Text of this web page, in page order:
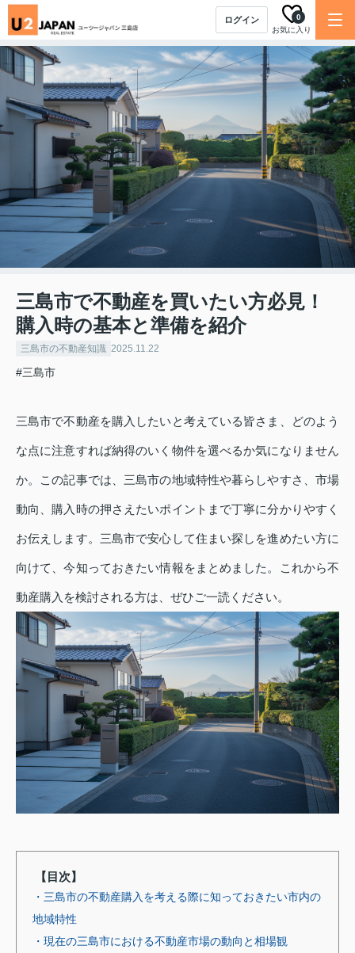
ログイン
お気に入り
0
三島市で不動産を買いたい方必見！
購入時の基本と準備を紹介
三島市の不動産知識 2025.11.22
#三島市
三島市で不動産を購入したいと考えている皆さま、どのよう
な点に注意すれば納得のいく物件を選べるか気になりません
か。この記事では、三島市の地域特性や暮らしやすさ、市場
動向、購入時の押さえたいポイントまで丁寧に分かりやすく
お伝えします。三島市で安心して住まい探しを進めたい方に
向けて、今知っておきたい情報をまとめました。これから不
動産購入を検討される方は、ぜひご一読ください。
【目次】
・三島市の不動産購入を考える際に知っておきたい市内の
地域特性
・現在の三島市における不動産市場の動向と相場観